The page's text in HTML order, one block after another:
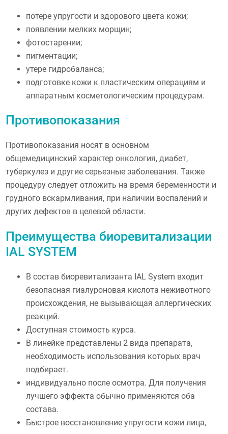
потере упругости и здорового цвета кожи;
появлении мелких морщин;
фотостарении;
пигментации;
утере гидробаланса;
подготовке кожи к пластическим операциям и
аппаратным косметологическим процедурам.
Противопоказания
Противопоказания носят в основном
общемедицинский характер онкология, диабет,
туберкулез и другие серьезные заболевания. Также
процедуру следует отложить на время беременности и
грудного вскармливания, при наличии воспалений и
других дефектов в целевой области.
Преимущества биоревитализации
IAL SYSTEM
В состав биоревитализанта IAL System входит
безопасная гиалуроновая кислота неживотного
происхождения, не вызывающая аллергических
реакций.
Доступная стоимость курса.
В линейке представлены 2 вида препарата,
необходимость использования которых врач
подбирает.
индивидуально после осмотра. Для получения
лучшего эффекта обычно применяются оба
состава.
Быстрое восстановление упругости кожи лица,